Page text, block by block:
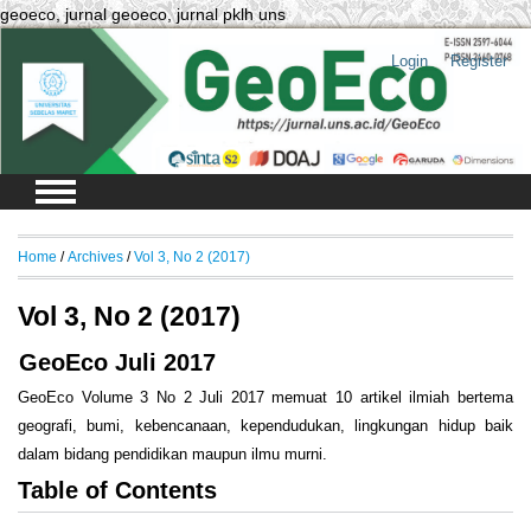
geoeco, jurnal geoeco, jurnal pklh uns
Login Register
Home /Archives /Vol 3, No 2 (2017)
Vol 3, No 2 (2017)
GeoEco Juli 2017
GeoEco Volume 3 No 2 Juli 2017 memuat 10 artikel ilmiah bertema
geografi, bumi, kebencanaan, kependudukan, lingkungan hidup baik
dalam bidang pendidikan maupun ilmu murni.
Table of Contents